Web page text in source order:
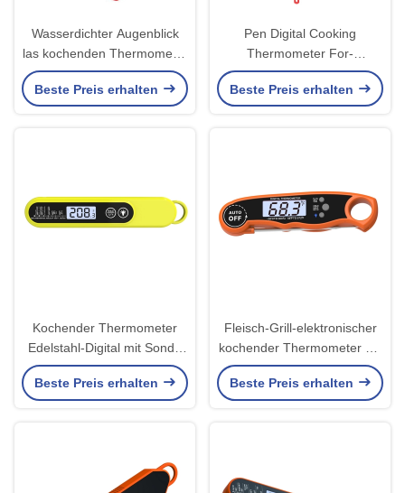
Wasserdichter Augenblick
las kochenden Thermometer
Digital für Süßigkeits-
Backen-Öl-Nahrung
Beste Preis erhalten
Pen Digital Cooking
Thermometer For-
Hühnerschokoladen-Wasser
großer Hang Hole
Beste Preis erhalten
Kochender Thermometer
Edelstahl-Digital mit Sonde
und Timer
Beste Preis erhalten
Fleisch-Grill-elektronischer
kochender Thermometer mit
Sonde für
Nahrungsmittelsüßigkeit
Beste Preis erhalten